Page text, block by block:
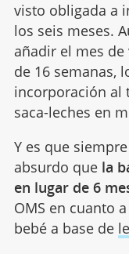
visto obligada a
los seis meses.
añadir el mes de
de 16 semanas,
incorporación al
saca-leches en
Y es que
absurdo que la
en lugar de 6
OMS en cuanto
bebé a base de